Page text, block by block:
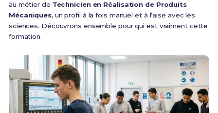
au métier de Technicien en Réalisation de Produits
Mécaniques, un profil à la fois manuel et à l’aise avec les
sciences. Découvrons ensemble pour qui est vraiment cette
formation.